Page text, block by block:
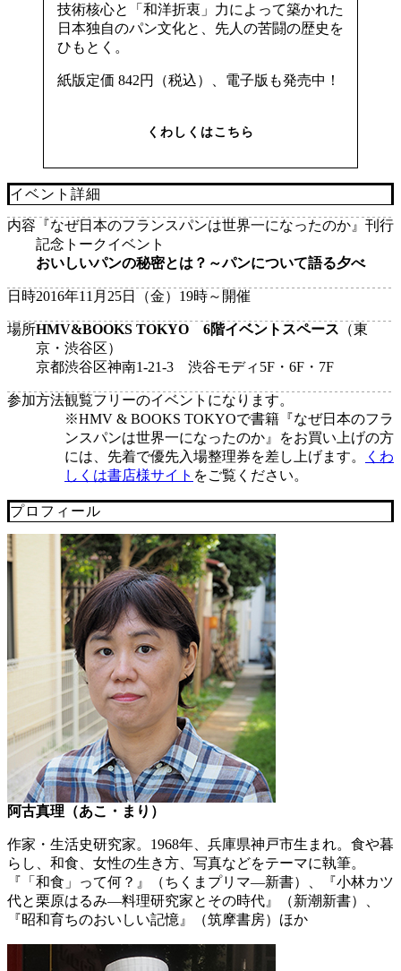
技術核心と「和洋折衷」力によって築かれた
日本独自のパン文化と、先人の苦闘の歴史を
ひもとく。
紙版定価 842円（税込）、電子版も発売中！
くわしくはこちら
イベント詳細
内容 『なぜ日本のフランスパンは世界一になったのか』刊行
記念トークイベント
おいしいパンの秘密とは？～パンについて語る夕べ
日時2016年11月25日（金）19時～開催
場所HMV&BOOKS TOKYO 6階イベントスペース （東
京・渋谷区）
京都渋谷区神南1-21-3 渋谷モディ5F・6F・7F
参加方法観覧フリーのイベントになります。
※HMV & BOOKS TOKYOで書籍『なぜ日本のフラ
ンスパンは世界一になったのか』をお買い上げの方
には、先着で優先入場整理券を差し上げます。
くわ
しくは書店様サイト をご覧ください。
プロフィール
阿古真理（あこ・まり）
作家・生活史研究家。1968年、兵庫県神戸市生まれ。食や暮
らし、和食、女性の生き方、写真などをテーマに執筆。
『「和食」って何？』（ちくまプリマ―新書）、『小林カツ
代と栗原はるみ―料理研究家とその時代』（新潮新書）、
『昭和育ちのおいしい記憶』（筑摩書房）ほか